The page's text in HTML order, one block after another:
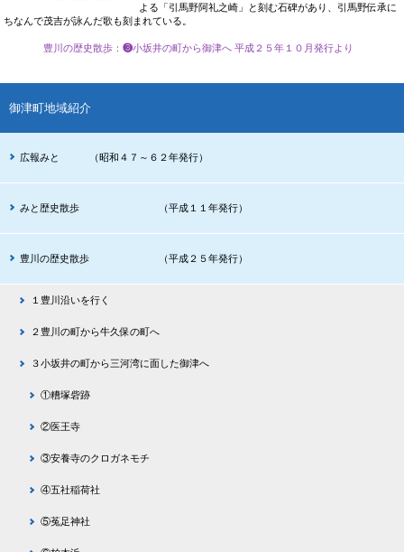
よる「引馬野阿礼之崎」と刻む石碑があり、引馬野伝承に
ちなんで茂吉が詠んだ歌も刻まれている。
豊川の歴史散歩 ：❸小坂井の町から御津へ 平成２５年１０月発行より
御津町地域紹介
広報みと （昭和４７～６２年発行）
みと歴史散歩 （平成１１年発行）
豊川の歴史散歩 （平成２５年発行）
１豊川沿いを行く
２豊川の町から牛久保の町へ
３小坂井の町から三河湾に面した御津へ
①糟塚砦跡
②医王寺
③安養寺のクロガネモチ
④五社稲荷社
⑤菟足神社